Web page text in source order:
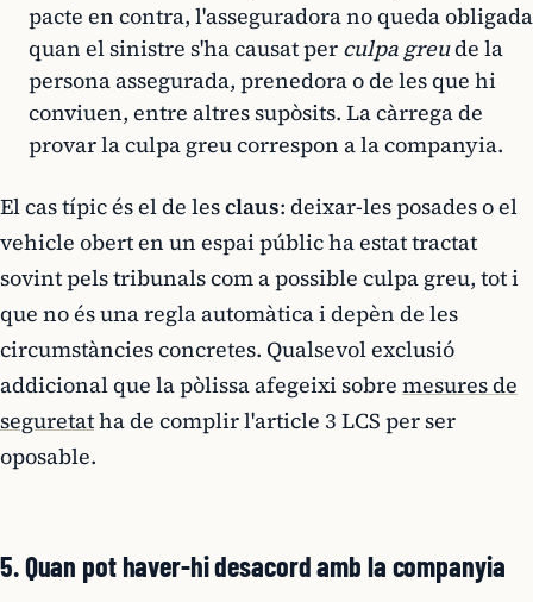
pacte en contra, l'asseguradora no queda obligada
quan el sinistre s'ha causat per culpa greude la
persona assegurada, prenedora o de les que hi
conviuen, entre altres supòsits. La càrrega de
provar la culpa greu correspon a la companyia.
El cas típic és el de lesclaus: deixar-les posades o el
vehicle obert en un espai públic ha estat tractat
sovint pels tribunals com a possible culpa greu, tot i
que no és una regla automàtica i depèn de les
circumstàncies concretes. Qualsevol exclusió
addicional que la pòlissa afegeixi sobre mesures de
seguretatha de complir l'article 3 LCS per ser
oposable.
5. Quan pot haver-hi desacord amb la companyia